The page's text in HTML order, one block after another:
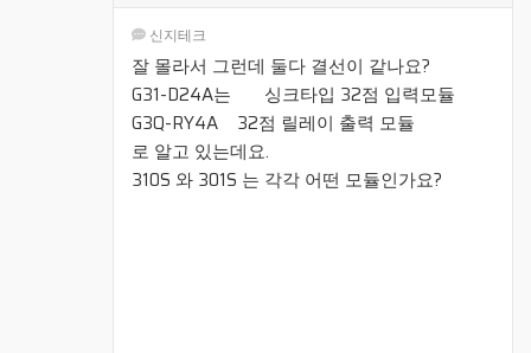
신지테크
잘 몰라서 그런데 둘다 결선이 같나요?
G31-D24A는 싱크타입 32점 입력모듈
G3Q-RY4A 32점 릴레이 출력 모듈
로 알고 있는데요.
310S 와 301S 는 각각 어떤 모듈인가요?